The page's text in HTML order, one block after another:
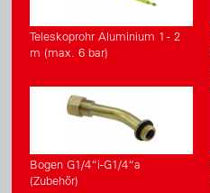
Teleskoprohr Aluminium 1 - 2
m (max. 6 bar)
Bogen G1/4“i-G1/4“a
(Zubehör)